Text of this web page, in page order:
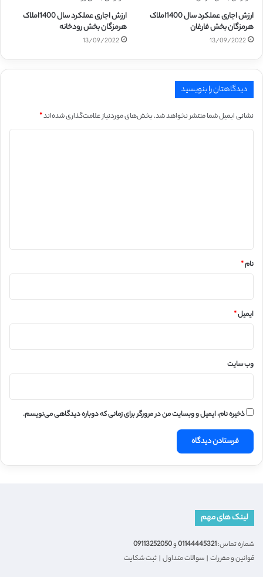
ارزش اجاری عملکرد سال 1400املاک
هرمزگان بخش فارغان
13/09/2022
ارزش اجاری عملکرد سال 1400املاک
هرمزگان بخش رودخانه
13/09/2022
دیدگاهتان را بنویسید
نشانی ایمیل شما منتشر نخواهد شد.بخش‌های موردنیاز علامت‌گذاری شده‌اند*
نام*
ایمیل*
وب‌ سایت
ذخیره نام، ایمیل و وبسایت من در مرورگر برای زمانی که دوباره دیدگاهی می‌نویسم.
لینک های مهم
شماره تماس:01144445321و09113252050
قوانین و مقررات | سوالات متداول | ثبت شکایت